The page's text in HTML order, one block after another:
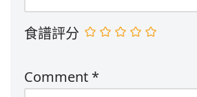
食譜評分
Comment *